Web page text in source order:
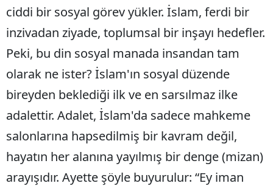
ciddi bir sosyal görev yükler. İslam, ferdi bir
inzivadan ziyade, toplumsal bir inşayı hedefler.
Peki, bu din sosyal manada insandan tam
olarak ne ister? İslam'ın sosyal düzende
bireyden beklediği ilk ve en sarsılmaz ilke
adalettir. Adalet, İslam'da sadece mahkeme
salonlarına hapsedilmiş bir kavram değil,
hayatın her alanına yayılmış bir denge (mizan)
arayışıdır. Ayette şöyle buyurulur: “Ey iman